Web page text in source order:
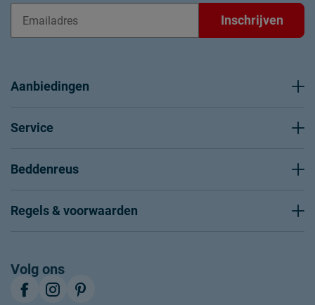
Inschrijven
Aanbiedingen
Service
Beddenreus
Regels & voorwaarden
Volg ons